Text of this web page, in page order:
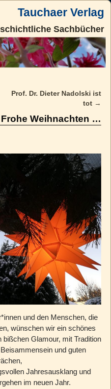
Tauchaer Verlag
Sachbücher
Prof. Dr. Dieter Nadolski ist
tot →
Frohe Weihnachten …
und den Menschen, die
wünschen wir ein schönes
Glamour, mit Tradition
und guten
Jahresausklang und
im neuen Jahr.